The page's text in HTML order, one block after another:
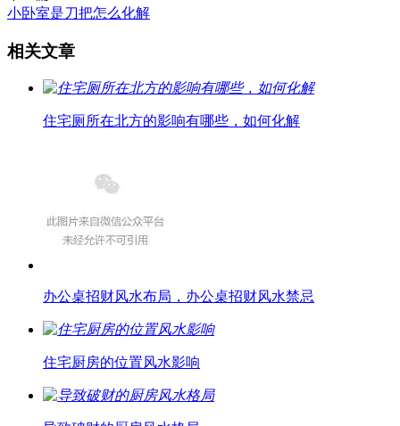
小卧室是刀把怎么化解
相关文章
住宅厕所在北方的影响有哪些，如何化解
办公桌招财风水布局，办公桌招财风水禁忌
住宅厨房的位置风水影响